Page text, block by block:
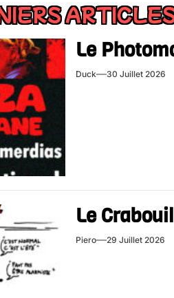
Le
Duck 30 Juillet 2026
Le
Piero 29 Juillet 2026